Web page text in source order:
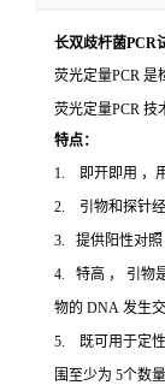
长双歧杆菌PCR
荧光定量PCR
荧光定量PCR 技
特点：
1. 即开即用 ，
2. 引物和探针经
3. 提供阳性对照
4. 特高 ， 引物
物的 DNA 发生交
5. 既可用于定性
围至少为 5个数量